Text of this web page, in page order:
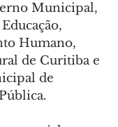
Municipal,
Humano,
de Curitiba e
de